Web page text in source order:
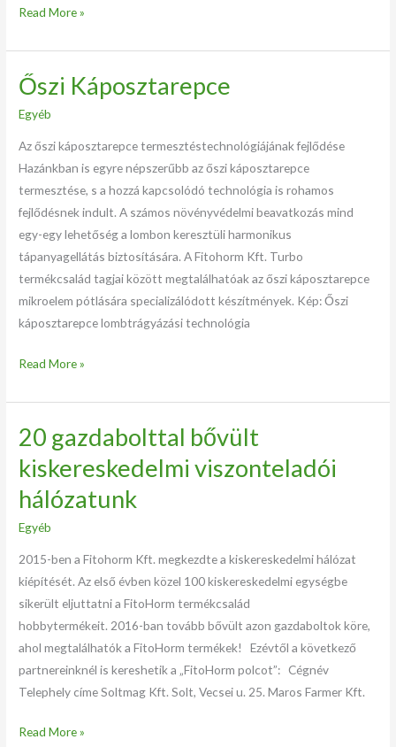
Read More »
Őszi Káposztarepce
Egyéb
Az őszi káposztarepce termesztéstechnológiájának fejlődése
Hazánkban is egyre népszerűbb az őszi káposztarepce
termesztése, s a hozzá kapcsolódó technológia is rohamos
fejlődésnek indult. A számos növényvédelmi beavatkozás mind
egy-egy lehetőség a lombon keresztüli harmonikus
tápanyagellátás biztosítására. A Fitohorm Kft. Turbo
termékcsalád tagjai között megtalálhatóak az őszi káposztarepce
mikroelem pótlására specializálódott készítmények. Kép: Őszi
káposztarepce lombtrágyázási technológia
Őszi
Read More »
20 gazdabolttal bővült
kiskereskedelmi viszonteladói
hálózatunk
Egyéb
2015-ben a Fitohorm Kft. megkezdte a kiskereskedelmi hálózat
kiépítését. Az első évben közel 100 kiskereskedelmi egységbe
sikerült eljuttatni a FitoHorm termékcsalád
hobbytermékeit. 2016-ban tovább bővült azon gazdaboltok köre,
ahol megtalálhatók a FitoHorm termékek! Ezévtől a következő
partnereinknél is kereshetik a „FitoHorm polcot”: Cégnév
Telephely címe Soltmag Kft. Solt, Vecsei u. 25. Maros Farmer Kft.
20
gazdabolttal
bővült
kiskereskedelmi
viszonteladói
Read More »